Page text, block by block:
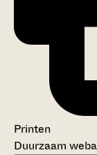
Printen
Duurzaam